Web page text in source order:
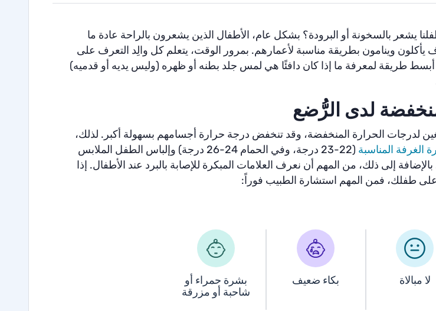
يشعر بالسخونة أو البرودة؟ بشكل عام، الأطفال الذين يشعرون بالراحة عادة ما
وينامون بطريقة مناسبة لأعمارهم. بمرور الوقت، يتعلم كل والِد التعرف على
أبسط طريقة لمعرفة ما إذا كان دافئًا هي لمس جلد بطنه أو ظهره (وليس يديه أو قدميه)
لدى الرُّضع
لدرجات الحرارة المنخفضة، وقد تنخفض درجة حرارة أجسامهم بسهولة أكبر. لذلك،
الغرفة المناسبة
(22-23 درجة، وفي الحمام 24-26 درجة) وإلباس الطفل الملابس
إلى ذلك، من المهم أن نعرف العلامات المبكرة للإصابة بالبرد عند الأطفال. إذا
طفلك، فمن المهم استشارة الطبيب فوراً:
لا مبالاة بكاء ضعيف
بشرة حمراء أو
شاحبة أو مزرقة